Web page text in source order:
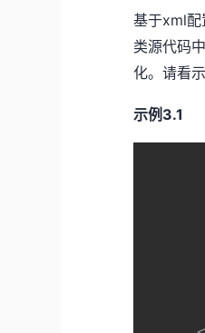
基于xml配
类源代码
化。请看
示例 3.1